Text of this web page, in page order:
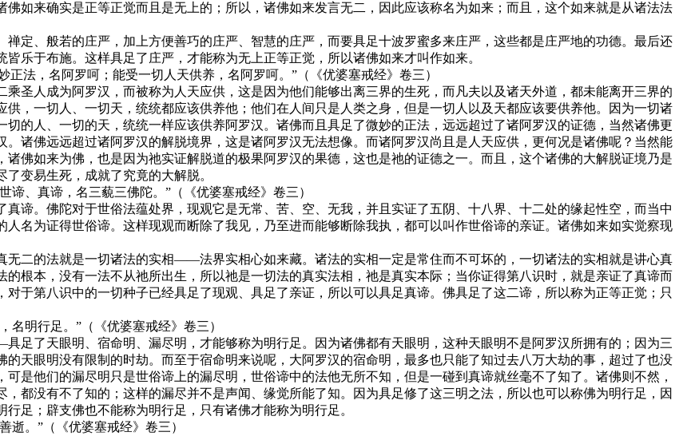
如来确实是正等正觉而且是无上的；所以，诸佛如来发言无二，因此应该称名为如来；而且，这个如来就是从诸法法
定、般若的庄严，加上方便善巧的庄严、智慧的庄严，而要具足十波罗蜜多来庄严，这些都是庄严地的功德。最后还
乐于布施。这样具足了庄严，才能称为无上正等正觉，所以诸佛如来才叫作如来。
法，名阿罗呵；能受一切人天供养，名阿罗呵。”（《优婆塞戒经》卷三）
圣人成为阿罗汉，而被称为人天应供，这是因为他们能够出离三界的生死，而凡夫以及诸天外道，都未能离开三界的
，一切人、一切天，统统都应该供养他；他们在人间只是人类之身，但是一切人以及天都应该要供养他。因为一切诸
的人、一切的天，统统一样应该供养阿罗汉。诸佛而且具足了微妙的正法，远远超过了诸阿罗汉的证德，当然诸佛更
诸佛远远超过诸阿罗汉的解脱境界，这是诸阿罗汉无法想像。而诸阿罗汉尚且是人天应供，更何况是诸佛呢？当然能
佛如来为佛，也是因为祂实证解脱道的极果阿罗汉的果德，这也是祂的证德之一。而且，这个诸佛的大解脱证境乃是
变易生死，成就了究竟的大解脱。
、真谛，名三藐三佛陀。”（《优婆塞戒经》卷三）
谛。佛陀对于世俗法蕴处界，现观它是无常、苦、空、无我，并且实证了五阴、十八界、十二处的缘起性空，而当中
名为证得世俗谛。这样现观而断除了我见，乃至进而能够断除我执，都可以叫作世俗谛的亲证。诸佛如来如实觉察现
无二的法就是一切诸法的实相——法界实相心如来藏。诸法的实相一定是常住而不可坏的，一切诸法的实相就是讲心真
根本，没有一法不从祂所出生，所以祂是一切法的真实法相，祂是真实本际；当你证得第八识时，就是亲证了真谛而
于第八识中的一切种子已经具足了现观、具足了亲证，所以可以具足真谛。佛具足了这二谛，所以称为正等正觉；只
名明行足。”（《优婆塞戒经》卷三）
足了天眼明、宿命明、漏尽明，才能够称为明行足。因为诸佛都有天眼明，这种天眼明不是阿罗汉所拥有的；因为三
天眼明没有限制的时劫。而至于宿命明来说呢，大阿罗汉的宿命明，最多也只能了知过去八万大劫的事，超过了也没
是他们的漏尽明只是世俗谛上的漏尽明，世俗谛中的法他无所不知，但是一碰到真谛就丝毫不了知了。诸佛则不然，
都没有不了知的；这样的漏尽并不是声闻、缘觉所能了知。因为具足修了这三明之法，所以也可以称佛为明行足，因
足；辟支佛也不能称为明行足，只有诸佛才能称为明行足。
逝。”（《优婆塞戒经》卷三）